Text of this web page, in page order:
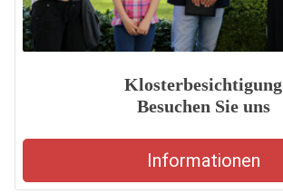
Klosterbesichtigung
Besuchen Sie uns
Informationen